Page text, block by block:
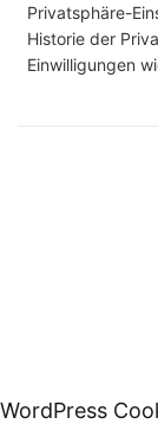
Privatsphäre-
Historie der
Einwilligungen
WordPress